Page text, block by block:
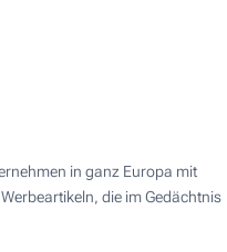
in ganz Europa mit
die im Gedächtnis